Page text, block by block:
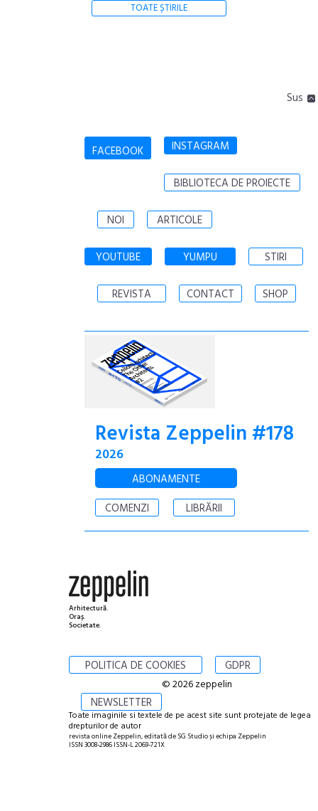
TOATE ȘTIRILE
Sus
FACEBOOK INSTAGRAM
BIBLIOTECA DE PROIECTE
NOI ARTICOLE
YOUTUBE YUMPU STIRI
REVISTA CONTACT SHOP
Revista Zeppelin #178
2026
ABONAMENTE
COMENZI
LIBRĂRII
Arhitectură.
Oraș.
Societate.
POLITICA DE COOKIES GDPR
NEWSLETTER
© 2026 zeppelin
Toate imaginile si textele de pe acest site sunt protejate de legea
drepturilor de autor
revista online Zeppelin, editată de SG Studio și echipa Zeppelin
ISSN 3008-2986 ISSN-L 2069-721X